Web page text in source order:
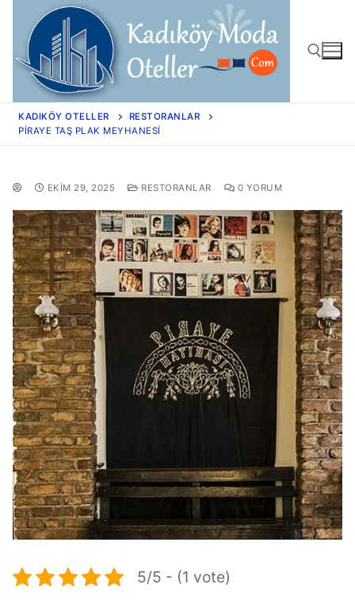
KADIKÖY OTELLER
RESTORANLAR
PIRAYE TAŞ PLAK MEYHANESI
EKIM 29, 2025 RESTORANLAR 0 YORUM
5/5 - (1 vote)